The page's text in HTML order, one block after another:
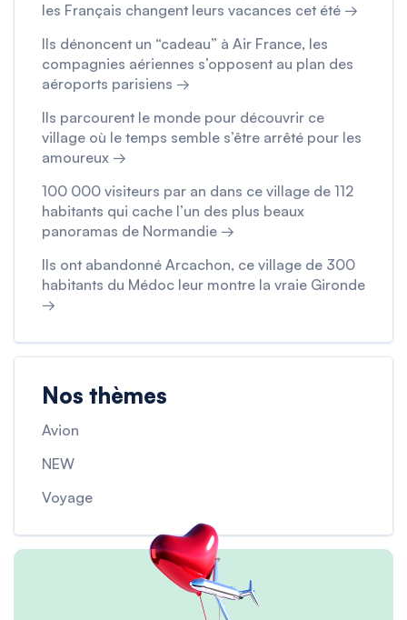
les Français changent leurs vacances cet été →
Ils dénoncent un “cadeau” à Air France, les
compagnies aériennes s’opposent au plan des
aéroports parisiens →
Ils parcourent le monde pour découvrir ce
village où le temps semble s’être arrêté pour les
amoureux →
100 000 visiteurs par an dans ce village de 112
habitants qui cache l’un des plus beaux
panoramas de Normandie →
Ils ont abandonné Arcachon, ce village de 300
habitants du Médoc leur montre la vraie Gironde
→
Nos thèmes
Avion
NEW
Voyage